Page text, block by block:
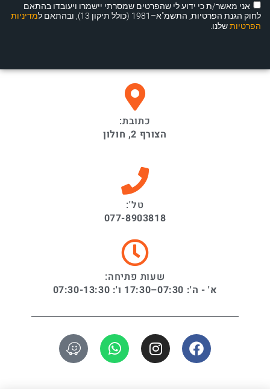
אני מאשר/ת כי ידוע לי שהפרטים שמסרתי יישמרו ויעובדו בהתאם
לחוק הגנת הפרטיות, התשמ"א–1981 (כולל תיקון 13), ובהתאם ל
מדיניות
הפרטיותשלנו.
כתובת:
הצורף 2, חולון
טל':
077-8903818
שעות פתיחה:
א' - ה': 07:30–17:30 ו': 07:30-13:30